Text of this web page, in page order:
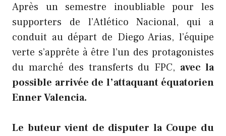
Après un semestre inoubliable pour les
supporters de l’Atlético Nacional, qui a
conduit au départ de Diego Arias, l’équipe
verte s’apprête à être l’un des protagonistes
du marché des transferts du FPC, avec la
possible arrivée de l’attaquant équatorien
Enner Valencia.
Le buteur vient de disputer la Coupe du